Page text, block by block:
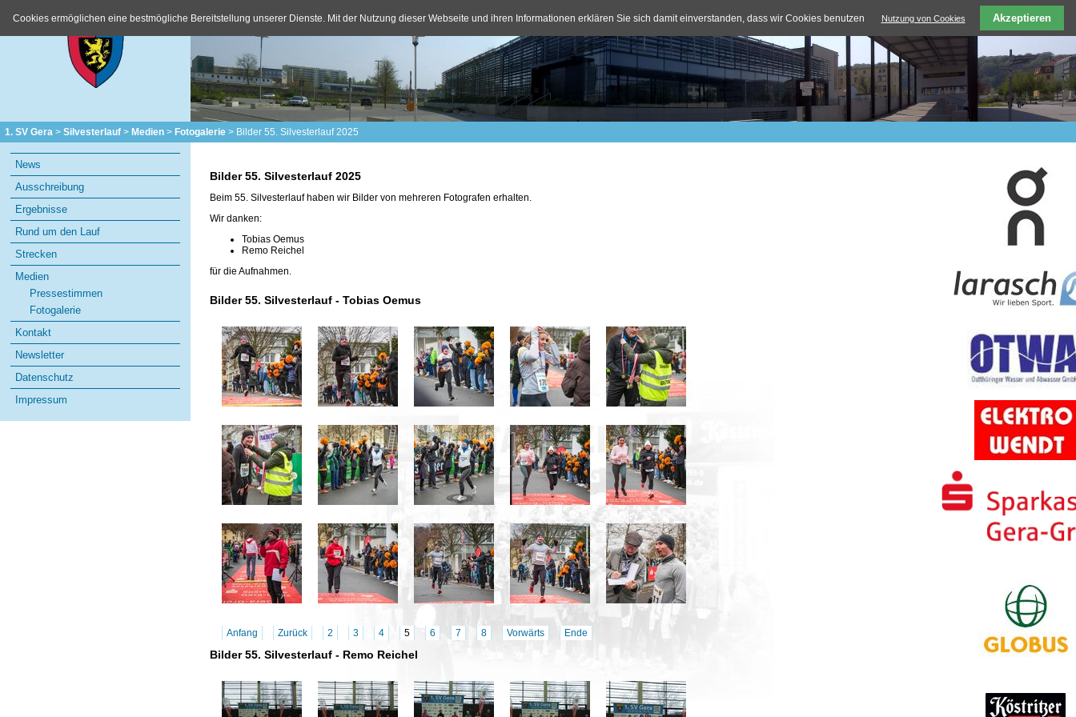
1. SV Gera Silvesterlauf Medien Fotogalerie Bilder 55. Silvesterlauf 2025
Bilder 55. Silvesterlauf 2025
Beim 55. Silvesterlauf haben wir Bilder von mehreren Fotografen erhalten.
Wir danken:
Tobias Oemus
Remo Reichel
für die Aufnahmen.
Bilder 55. Silvesterlauf - Tobias Oemus
Anfang Zurück 2 3 4 5 6 7 8 Vorwärts Ende
Bilder 55. Silvesterlauf - Remo Reichel
Navigation
überspringen
News
Ausschreibung
Ergebnisse
Rund um den Lauf
Strecken
Medien
Pressestimmen
Fotogalerie
Kontakt
Newsletter
Datenschutz
Impressum
Cookies ermöglichen eine bestmögliche Bereitstellung unserer Dienste. Mit der Nutzung dieser Webseite und ihren Informationen erklären Sie sich damit einverstanden, dass wir Cookies benutzen Nutzung von Cookies Akzeptieren